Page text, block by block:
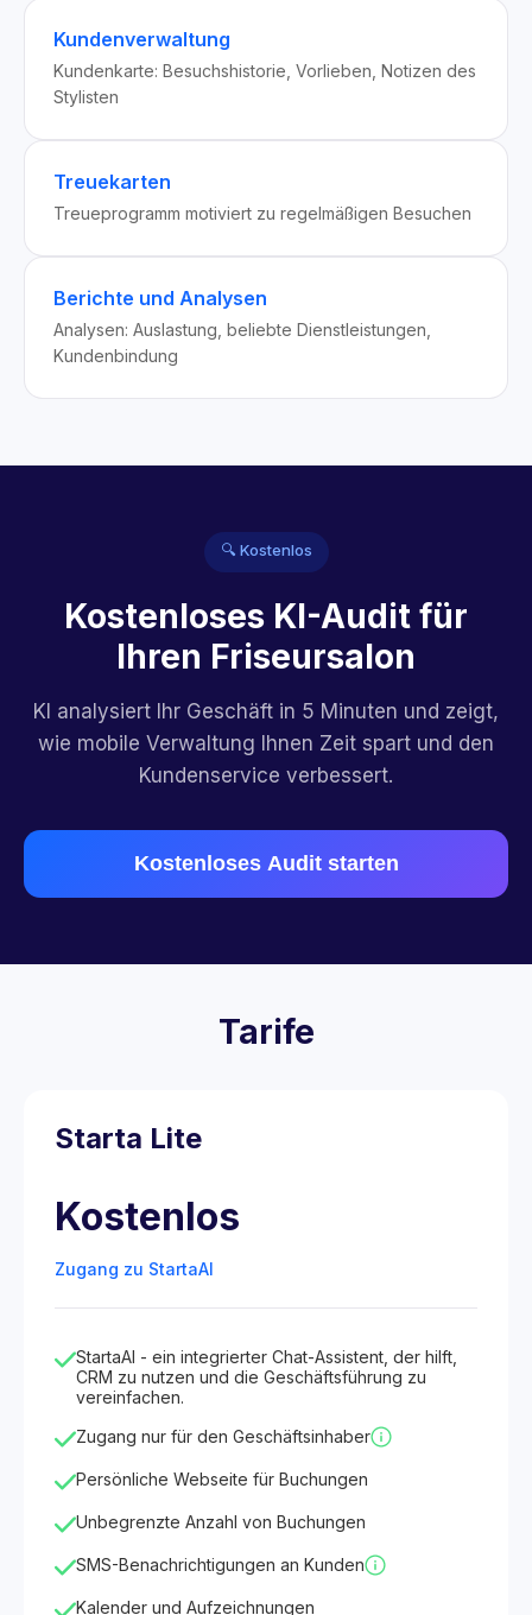
Kundenverwaltung
Kundenkarte: Besuchshistorie, Vorlieben, Notizen des
Stylisten
Treuekarten
Treueprogramm motiviert zu regelmäßigen Besuchen
Berichte und Analysen
Analysen: Auslastung, beliebte Dienstleistungen,
Kundenbindung
🔍 Kostenlos
Kostenloses KI-Audit für
Ihren Friseursalon
KI analysiert Ihr Geschäft in 5 Minuten und zeigt,
wie mobile Verwaltung Ihnen Zeit spart und den
Kundenservice verbessert.
Kostenloses Audit starten
Tarife
Starta Lite
Kostenlos
Zugang zu StartaAI
StartaAI - ein integrierter Chat-Assistent, der hilft,
CRM zu nutzen und die Geschäftsführung zu
vereinfachen.
Zugang nur für den Geschäftsinhaber
Persönliche Webseite für Buchungen
Unbegrenzte Anzahl von Buchungen
SMS-Benachrichtigungen an Kunden
Kalender und Aufzeichnungen